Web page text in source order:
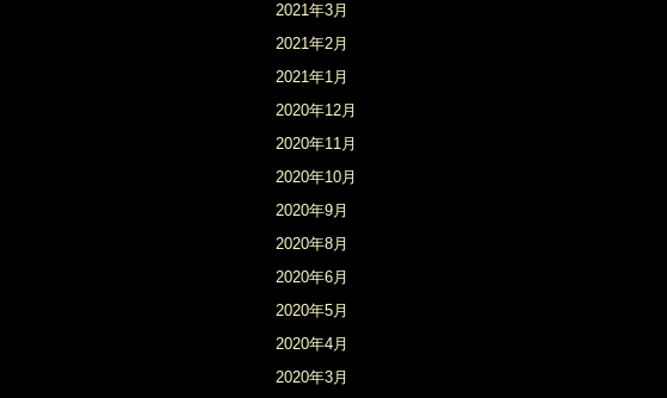
2021年3月
2021年2月
2021年1月
2020年12月
2020年11月
2020年10月
2020年9月
2020年8月
2020年6月
2020年5月
2020年4月
2020年3月